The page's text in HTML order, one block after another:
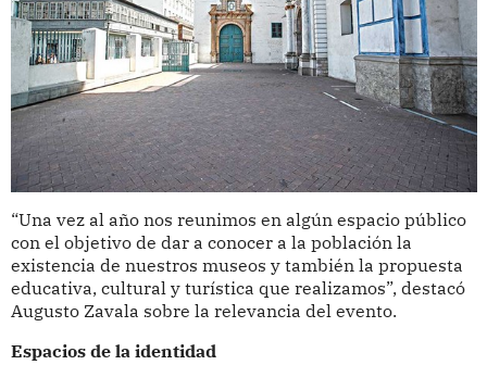
“Una vez al año nos reunimos en algún espacio público
con el objetivo de dar a conocer a la población la
existencia de nuestros museos y también la propuesta
educativa, cultural y turística que realizamos”, destacó
Augusto Zavala sobre la relevancia del evento.
Espacios de la identidad